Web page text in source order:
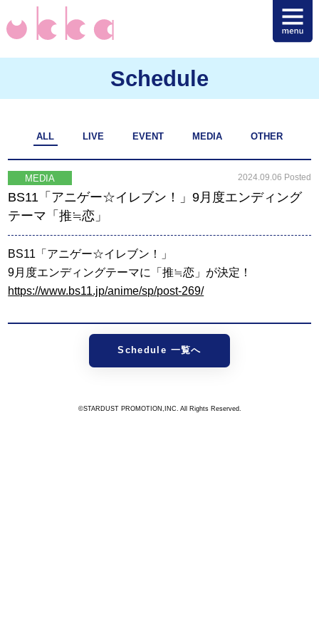
Schedule
ALL LIVE EVENT MEDIA OTHER
MEDIA 2024.09.06 Posted
BS11「アニゲー☆イレブン！」9月度エンディング
テーマ「推≒恋」
BS11「アニゲー☆イレブン！」
9月度エンディングテーマに「推≒恋」が決定！
https://www.bs11.jp/anime/sp/post-269/
Schedule 一覧へ
©STARDUST PROMOTION,INC. All Rights Reserved.